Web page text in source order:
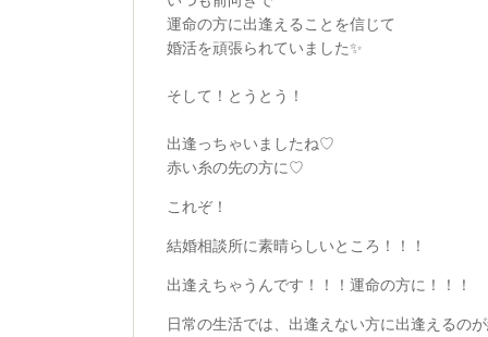
運命の方に出逢えることを信じて
婚活を頑張られていました✨
そして！とうとう！
出逢っちゃいましたね♡
赤い糸の先の方に♡
これぞ！
結婚相談所に素晴らしいところ！！！
出逢えちゃうんです！！！運命の方に！！！
日常の生活では、出逢えない方に出逢えるの